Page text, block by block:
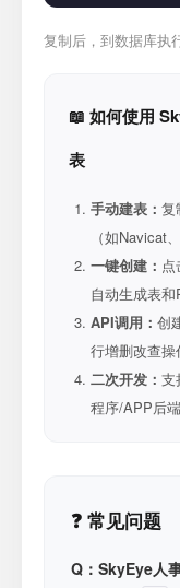
复制后，到数据库执
📖 如何使用
表
手动建表： 复
（如Navicat
一键创建：
自动生成表
API调用： 创
行增删改查操
二次开发： 支
程序/APP后
❓ 常见问题
Q：SkyEye人